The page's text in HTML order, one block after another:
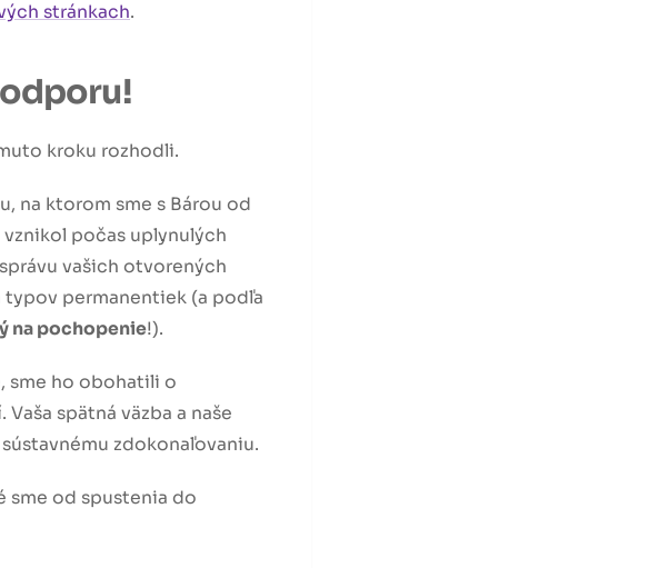
stránkach.
kroku rozhodli.
na ktorom sme s Bárou od
počas uplynulých
vašich otvorených
permanentiek (a podľa
na pochopenie!).
sme ho obohatili o
spätná väzba a naše
zdokonaľovaniu.
sme od spustenia do